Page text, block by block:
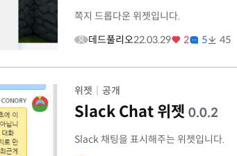
쪽지 드롭다운 위젯입니다.
데드풀리오22.03.29 2 5 45
위젯 공개
Slack Chat 위젯 0.0.2
Slack 채팅을 표시해주는 위젯입니다.